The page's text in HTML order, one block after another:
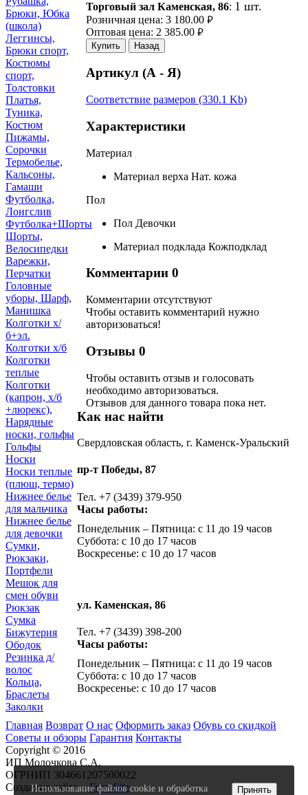
Торговый зал Каменская, 86: 1 шт.
Розничная цена: 3 180.00 руб.
Оптовая цена: 2 385.00 руб.
Купить Назад
Артикул (А - Я)
Соответствие размеров (330.1 Kb)
Характеристики
Материал
Материал верха Нат. кожа
Пол
Пол Девочки
Материал подклада Кожподклад
Комментарии 0
Комментарии отсутствуют
Чтобы оставить комментарий нужно
авторизоваться!
Отзывы 0
Чтобы оcтавить отзыв и голосовать
необходимо авторизоваться.
Отзывов для данного товара пока нет.
Брюки, Юбка
(школа)
Леггинсы,
Брюки спорт,
Костюмы
спорт,
Толстовки
Платья,
Туника,
Костюм
Пижамы,
Сорочки
Термобелье,
Кальсоны,
Гамаши
Футболка,
Лонгслив
Футболка+Шорты
Шорты,
Велосипедки
Варежки,
Перчатки
Головные
уборы, Шарф,
Манишка
Колготки х/
б+эл.
Колготки х/б
Колготки
теплые
Колготки
(капрон, х/б
+люрекс),
Нарядные
носки, гольфы
Гольфы
Носки
Носки теплые
(плюш, термо)
Нижнее белье
для мальчика
Нижнее белье
для девочки
Сумки,
Рюкзаки,
Портфели
Мешок для
смен обуви
Рюкзак
Сумка
Бижутерия
Ободок
Резинка д/
волос
Кольца,
Браслеты
Заколки
Как нас найти
Свердловская область, г. Каменск-Уральский
пр-т Победы, 87
Тел. +7 (3439) 379-950
Часы работы:
Понедельник – Пятница: с 11 до 19 часов
Суббота: с 10 до 17 часов
Воскресенье: с 10 до 17 часов
ул. Каменская, 86
Тел. +7 (3439) 398-200
Часы работы:
Понедельник – Пятница: с 11 до 19 часов
Суббота: с 10 до 17 часов
Воскресенье: с 10 до 17 часов
Главная Возврат О нас Оформить заказ Обувь со скидкой
Советы и обзоры Гарантия Контакты
Copyright © 2016
ИП Молочкова С.А.
ОГРНИП 304661207500022
Создание сайта –Fore-Site
Использование файлов cookie и обработка
Принять